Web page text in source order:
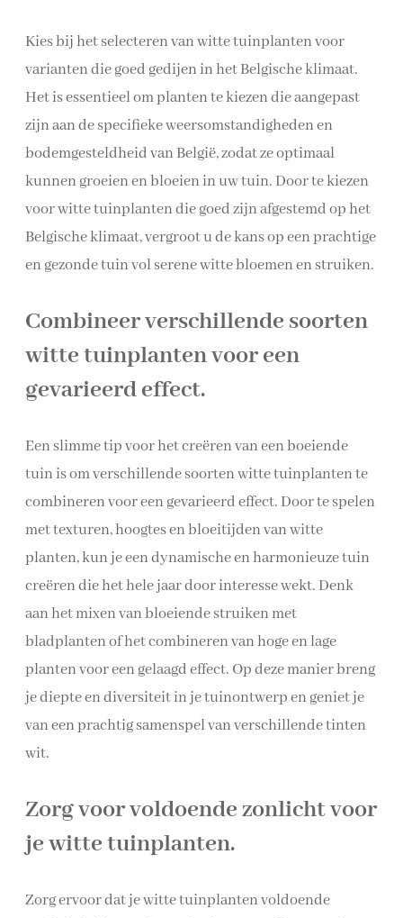
Kies bij het selecteren van witte tuinplanten voor
varianten die goed gedijen in het Belgische klimaat.
Het is essentieel om planten te kiezen die aangepast
zijn aan de specifieke weersomstandigheden en
bodemgesteldheid van België, zodat ze optimaal
kunnen groeien en bloeien in uw tuin. Door te kiezen
voor witte tuinplanten die goed zijn afgestemd op het
Belgische klimaat, vergroot u de kans op een prachtige
en gezonde tuin vol serene witte bloemen en struiken.
Combineer verschillende soorten
witte tuinplanten voor een
gevarieerd effect.
Een slimme tip voor het creëren van een boeiende
tuin is om verschillende soorten witte tuinplanten te
combineren voor een gevarieerd effect. Door te spelen
met texturen, hoogtes en bloeitijden van witte
planten, kun je een dynamische en harmonieuze tuin
creëren die het hele jaar door interesse wekt. Denk
aan het mixen van bloeiende struiken met
bladplanten of het combineren van hoge en lage
planten voor een gelaagd effect. Op deze manier breng
je diepte en diversiteit in je tuinontwerp en geniet je
van een prachtig samenspel van verschillende tinten
wit.
Zorg voor voldoende zonlicht voor
je witte tuinplanten.
Zorg ervoor dat je witte tuinplanten voldoende